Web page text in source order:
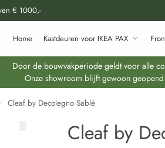
€ 1000,-
Home Kastdeuren voor IKEA PAX
Door de bouwvakperiode geldt voor alle
Onze showroom blijft gewoon
/ Cleaf by Decolegno Sablé
Cleaf by